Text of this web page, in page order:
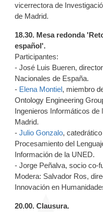
vicerrectora de
de Madrid.
18.30. Mesa redonda
español'.
Participantes:
- José Luis Bueren,
Nacionales de España.
- Elena Montiel, miembro
Ontology Engineering
Ingenieros Informáticos de
Madrid.
- Julio Gonzalo,
Procesamiento del
Información de la UNED.
- Jorge Peñalva, socio co-
Modera: Salvador Ros,
Innovación en
20.00. Clausura.